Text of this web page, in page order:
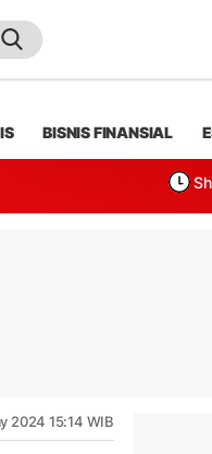
BISNIS FINANSIAL
2024 15:14 WIB